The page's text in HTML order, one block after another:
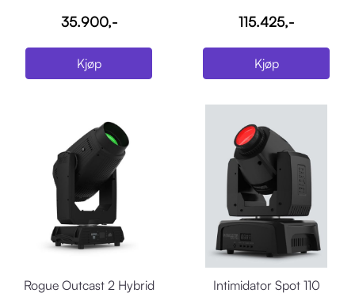
35.900,-
Kjøp
115.425,-
Kjøp
Rogue Outcast 2 Hybrid Intimidator Spot 110